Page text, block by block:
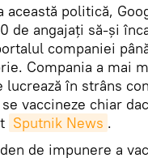
această politică,
de angajați să-și
companiei
Compania a mai
lucrează în strâns
vaccineze chiar
Sputnik News .
de impunere a